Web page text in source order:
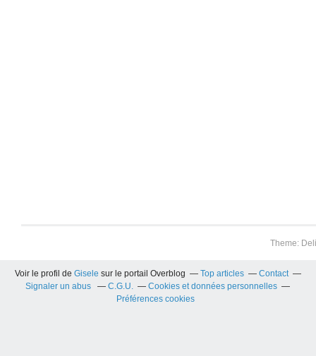
Theme:
Voir le profil de Gisele sur le portail Overblog Top articles
Contact
Signaler un abus
C.G.U.
Cookies et données personnelles
Préférences cookies